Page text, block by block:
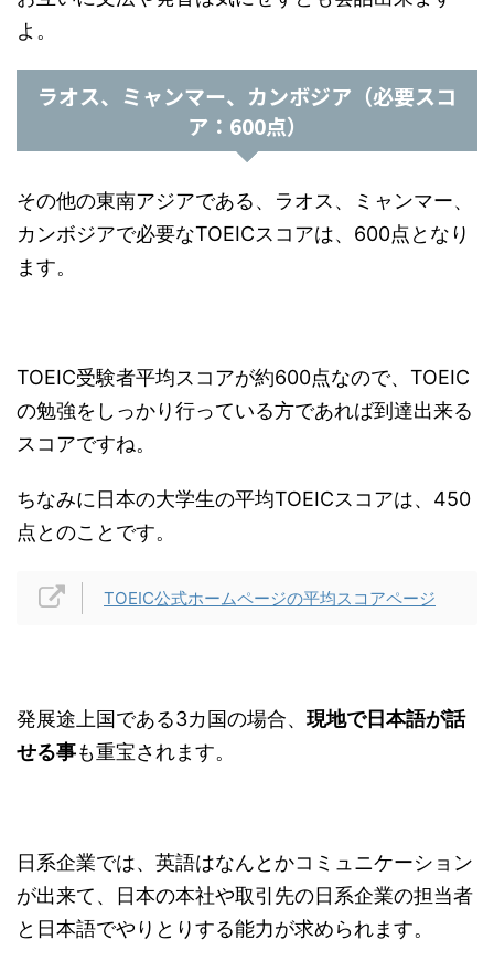
よ。
ラオス、ミャンマー、カンボジア（必要スコ
ア：600点）
その他の東南アジアである、ラオス、ミャンマー、
カンボジアで必要なTOEICスコアは、600点となり
ます。
TOEIC受験者平均スコアが約600点なので、TOEIC
の勉強をしっかり行っている方であれば到達出来る
スコアですね。
ちなみに日本の大学生の平均TOEICスコアは、450
点とのことです。
TOEIC公式ホームページの平均スコアページ
発展途上国である3カ国の場合、 現地で日本語が話
せる事も重宝されます。
日系企業では、英語はなんとかコミュニケーション
が出来て、日本の本社や取引先の日系企業の担当者
と日本語でやりとりする能力が求められます。